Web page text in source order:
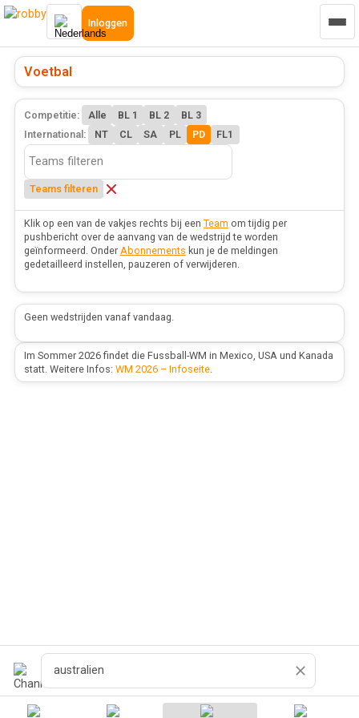
Inloggen
Voetbal
Competitie: Alle BL 1 BL 2
BL 3
International:
NT CL SA PL PD FL1
Teams filteren
Klik op een van de vakjes rechts bij een Team om tijdig per
pushbericht over de aanvang van de wedstrijd te worden
geïnformeerd. Onder Abonnements kun je de meldingen
gedetailleerd instellen, pauzeren of verwijderen.
Geen wedstrijden vanaf vandaag.
Im Sommer 2026 findet die Fussball-WM in Mexico, USA und Kanada
statt. Weitere Infos: WM 2026 – Infoseite.
Zoeken